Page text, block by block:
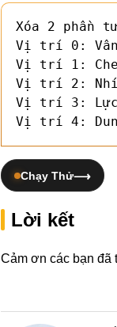
Xóa 2 phần
Vị trí 0: Vân
Vị trí 1:
Vị trí 2:
Vị trí 3: Lực
Vị trí 4:
Chạy Thử
Lời kết
Cảm ơn các bạn đã